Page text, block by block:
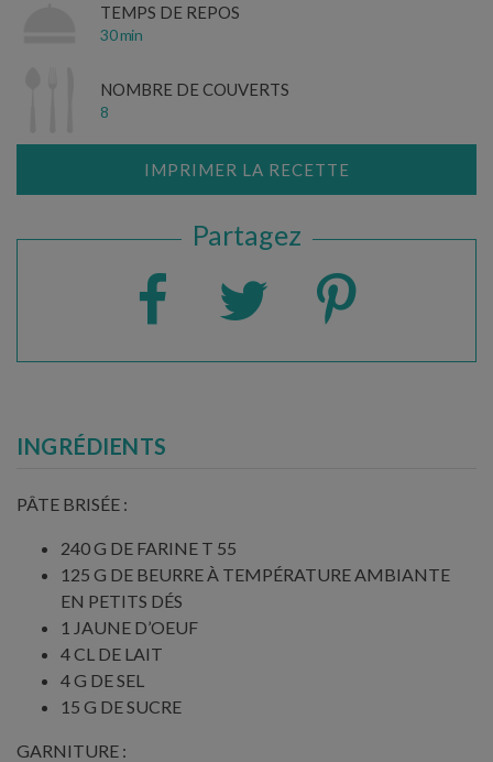
TEMPS DE REPOS
30 min
NOMBRE DE COUVERTS
8
IMPRIMER LA RECETTE
Partagez
INGRÉDIENTS
PÂTE BRISÉE :
240 G DE FARINE T 55
125 G DE BEURRE À TEMPÉRATURE AMBIANTE
EN PETITS DÉS
1 JAUNE D’OEUF
4 CL DE LAIT
4 G DE SEL
15 G DE SUCRE
GARNITURE :